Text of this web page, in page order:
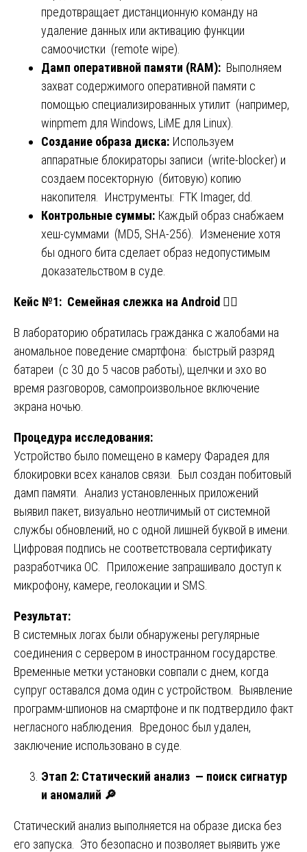
предотвращает дистанционную команду на
удаление данных или активацию функции
самоочистки (remote wipe).
Дамп оперативной памяти (RAM): Выполняем
захват содержимого оперативной памяти с
помощью специализированных утилит (например,
winpmem для Windows, LiME для Linux).
Создание образа диска: Используем
аппаратные блокираторы записи (write-blocker) и
создаем посекторную (битовую) копию
накопителя. Инструменты: FTK Imager, dd.
Контрольные суммы: Каждый образ снабжаем
хеш-суммами (MD5, SHA-256). Изменение хотя
бы одного бита сделает образ недопустимым
доказательством в суде.
Кейс №1: Семейная слежка на Android 🕵️‍♂️
В лабораторию обратилась гражданка с жалобами на
аномальное поведение смартфона: быстрый разряд
батареи (с 30 до 5 часов работы), щелчки и эхо во
время разговоров, самопроизвольное включение
экрана ночью.
Процедура исследования:
Устройство было помещено в камеру Фарадея для
блокировки всех каналов связи. Был создан побитовый
дамп памяти. Анализ установленных приложений
выявил пакет, визуально неотличимый от системной
службы обновлений, но с одной лишней буквой в имени.
Цифровая подпись не соответствовала сертификату
разработчика ОС. Приложение запрашивало доступ к
микрофону, камере, геолокации и SMS.
Результат:
В системных логах были обнаружены регулярные
соединения с сервером в иностранном государстве.
Временные метки установки совпали с днем, когда
супруг оставался дома один с устройством. Выявление
программ-шпионов на смартфоне и пк подтвердило факт
негласного наблюдения. Вредонос был удален,
заключение использовано в суде.
Этап 2: Статический анализ — поиск сигнатур
и аномалий 🔎
Статический анализ выполняется на образе диска без
его запуска. Это безопасно и позволяет выявить уже